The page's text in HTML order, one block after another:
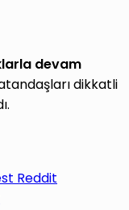
devam
dikkatli
Reddit